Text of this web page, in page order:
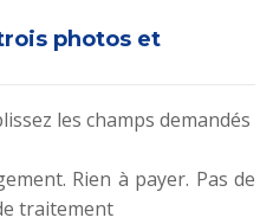
photos et
les champs demandés
Rien à payer. Pas de
traitement